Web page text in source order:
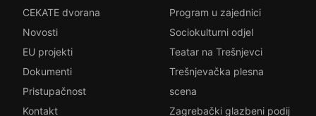
CEKATE dvorana
Novosti
EU projekti
Dokumenti
Pristupačnost
Kontakt
Program u zajednici
Sociokulturni odjel
Teatar na Trešnjevci
Trešnjevačka plesna
scena
Zagrebački glazbeni podij